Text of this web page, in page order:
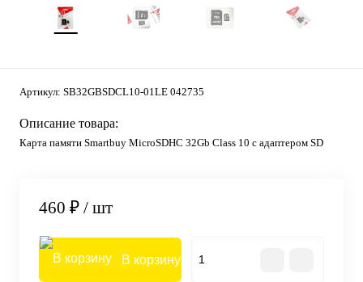
Артикул: SB32GBSDCL10-01LE 042735
Описание товара:
Карта памяти Smartbuy MicroSDHC 32Gb Class 10 c адаптером SD
460 ₽ / шт
В корзину